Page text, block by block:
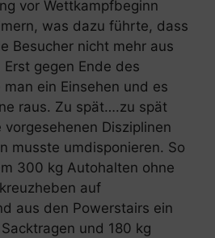
vor Wettkampfbeginn
was dazu führte, dass
Besucher nicht mehr aus
gegen Ende des
ein Einsehen und es
raus. Zu spät….zu spät
Disziplinen
musste umdisponieren. So
300 kg Autohalten ohne
auf
aus den Powerstairs ein
und 180 kg